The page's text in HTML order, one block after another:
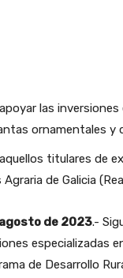
las
ornamentales y
titulares de
de Galicia
de 2023.-
especializadas
de Desarrollo